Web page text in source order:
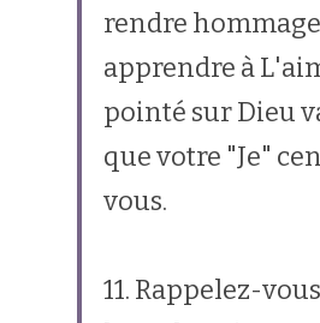
rendre
apprendre à
pointé sur Dieu
que votre "Je"
vous.
11. Rappelez-